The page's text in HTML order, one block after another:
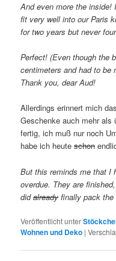
And even more the
fit very well into our Paris
for two years but never
Perfect! (Even though the
centimeters and had to be
Thank you, dear Aud!
Allerdings erinnert mich
Geschenke auch mehr
fertig, ich muß nur noch
habe ich heuteschon
But this reminds me that I
overdue. They are
didalready finally pack the
Veröffentlicht unter
Wohnen und Deko |